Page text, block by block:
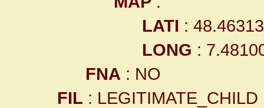
LATI :
LONG :
FNA : NO
FIL : LEGITIMATE_CHILD